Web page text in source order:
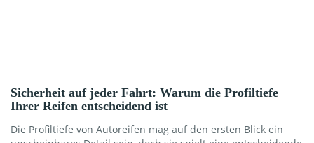
Sicherheit auf jeder Fahrt: Warum die Profiltiefe
Ihrer Reifen entscheidend ist
Die Profiltiefe von Autoreifen mag auf den ersten Blick ein